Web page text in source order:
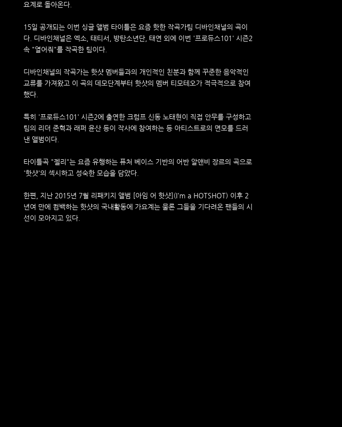
요계로 돌아온다.
15일 공개되는 이번 싱글 앨범 타이틀은 요즘 핫한 작곡가팀 디바인채널의 곡이
다. 디바인채널은 엑소, 태티서, 방탄소년단, 태연 외에 이번 '프로듀스101' 시즌2
속 "열어줘"를 작곡한 팀이다.
디바인채널의 작곡가는 핫샷 멤버들과의 개인적인 친분과 함께 꾸준한 음악적인
교류를 가져왔고 이 곡의 데모단계부터 핫샷의 멤버 티모테오가 적극적으로 참여
했다.
특히 '프로듀스101' 시즌2에 출연한 크럼프 신동 노태현이 직접 안무를 구성하고
팀의 리더 준혁과 래퍼 윤산 등이 작사에 참여하는 등 아티스트로의 면모를 드러
낸 앨범이다.
타이틀곡 "젤리"는 요즘 유행하는 퓨처 베이스 기반의 어반 알앤비 장르의 곡으로
'핫샷'의 섹시하고 성숙한 모습을 담았다.
한편, 지난 2015년 7월 리패키지 앨범 [아임 어 핫샷](I'm a HOTSHOT) 이후 2
년여 만에 컴백하는 핫샷의 국내활동에 가요계는 물론 그들을 기다려온 팬들의 시
선이 모아지고 있다.